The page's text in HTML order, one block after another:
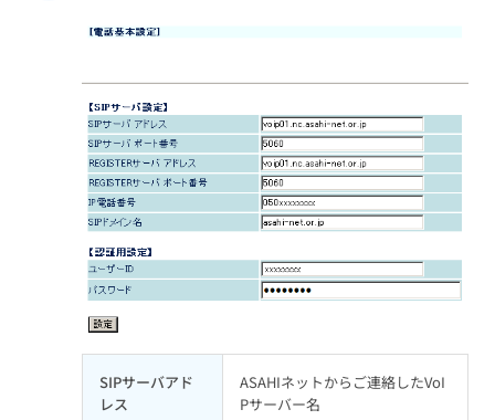
SIPサーバアド
レス
ASAHIネットからご連絡したVoI
Pサーバー名